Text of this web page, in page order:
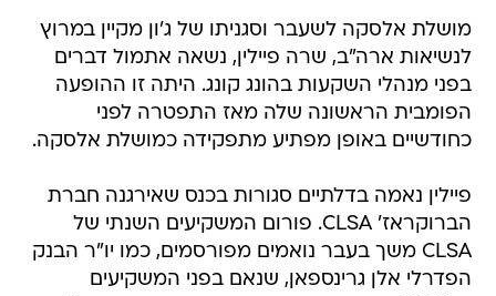
מושלת אלסקה לשעבר וסגניתו של ג'ון מקיין במרוץ
לנשיאות ארה"ב, שרה פיילין, נשאה אתמול דברים
בפני מנהלי השקעות בהונג קונג. היתה זו ההופעה
הפומבית הראשונה שלה מאז התפטרה לפני
כחודשיים באופן מפתיע מתפקידה כמושלת אלסקה.
פיילין נאמה בדלתיים סגורות בכנס שאירגנה חברת
הברוקראז' CLSA. פורום המשקיעים השנתי של
CLSA משך בעבר נואמים מפורסמים, כמו יו"ר הבנק
הפדרלי אלן גרינספאן, שנאם בפני המשקיעים